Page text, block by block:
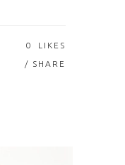
0
LIKES
SHARE